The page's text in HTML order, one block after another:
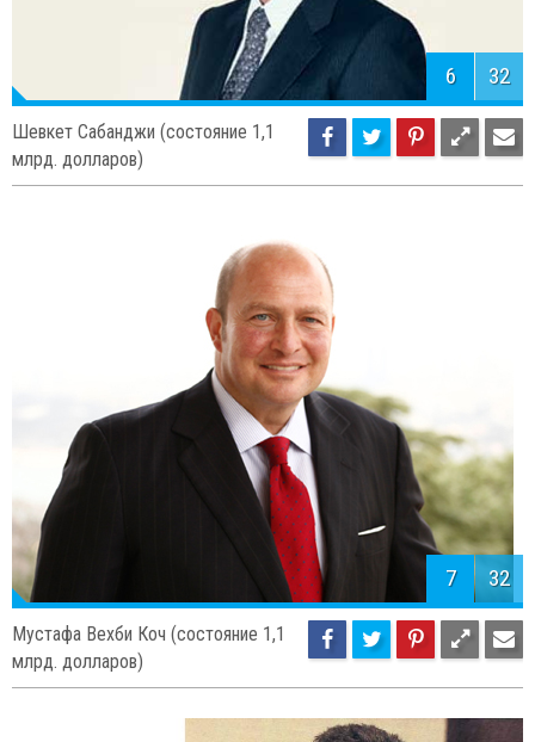
Шевкет Сабанджи (состояние 1,1
7 32